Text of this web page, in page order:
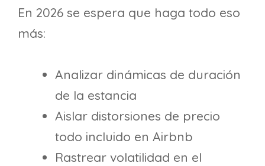
En 2026 se espera que haga todo eso
más:
Analizar dinámicas de duración
de la estancia
Aislar distorsiones de precio
todo incluido en Airbnb
Rastrear volatilidad en el